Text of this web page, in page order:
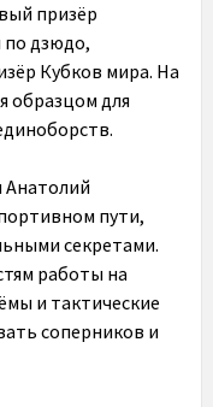
призёр
дзюдо,
Кубков мира. На
образцом для
Анатолий
пути,
секретами.
работы на
и тактические
соперников и